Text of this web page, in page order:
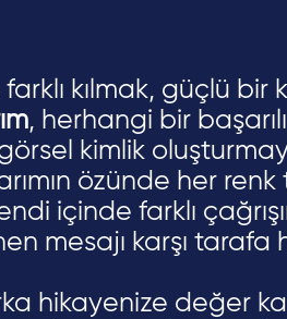
farklı kılmak, güçlü
, herhangi bir
kimlik
özünde her
içinde farklı
mesajı karşı tarafa
hikayenize değer